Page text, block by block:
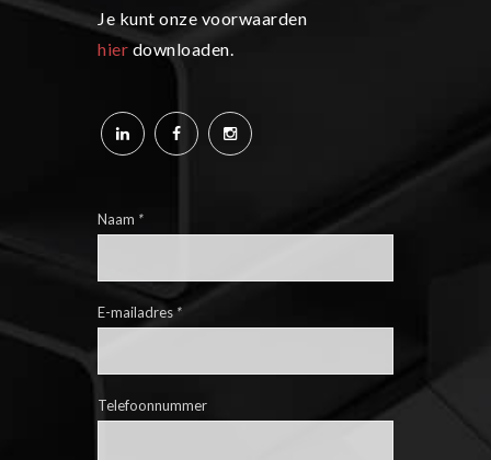
Je kunt onze voorwaarden
hier downloaden.
Naam *
E-mailadres *
Telefoonnummer